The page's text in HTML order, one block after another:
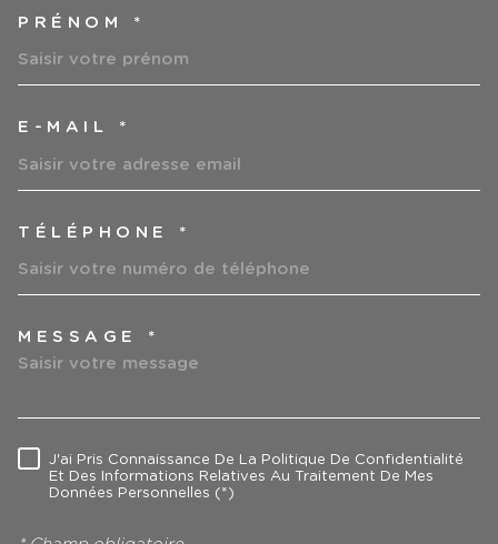
PRÉNOM *
E-MAIL *
TÉLÉPHONE *
MESSAGE *
RÈGLEMENTATION
J'ai Pris Connaissance De La Politique De Confidentialité
Et Des Informations Relatives Au Traitement De Mes
Données Personnelles (*)